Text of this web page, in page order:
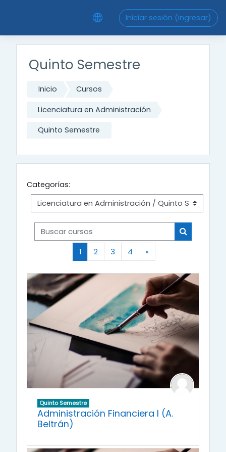
Iniciar sesión (ingresar)
Quinto Semestre
Inicio Cursos
Licenciatura en Administración
Quinto Semestre
Categorías:
Buscar cursos
Buscar
1(actual)
2 3 4 »Página siguiente
Quinto Semestre
Administración Financiera I (A.
Beltrán)